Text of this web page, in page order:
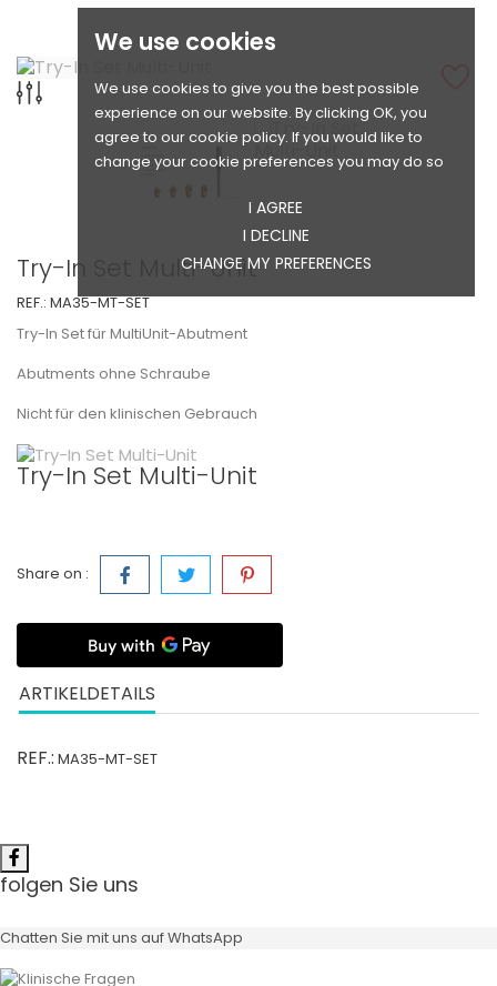
We use cookies
We use cookies to give you the best possible
experience on our website. By clicking OK, you
agree to our cookie policy. If you would like to
change your cookie preferences you may do so
I AGREE
I DECLINE
CHANGE MY PREFERENCES
Try-In Set Multi-Unit
REF.: MA35-MT-SET
Try-In Set für MultiUnit-Abutment
Abutments ohne Schraube
Nicht für den klinischen Gebrauch
Try-In Set Multi-Unit
Share on :
ARTIKELDETAILS
REF.: MA35-MT-SET
folgen Sie uns
Chatten Sie mit uns auf WhatsApp